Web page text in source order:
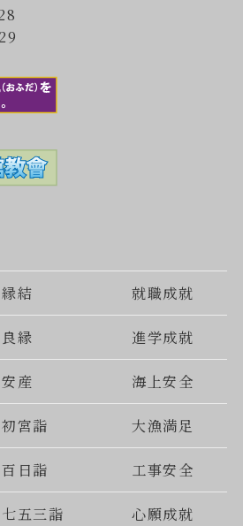
縁結 就職成就
良縁 進学成就
安産 海上安全
初宮詣 大漁満足
百日詣 工事安全
七五三詣 心願成就